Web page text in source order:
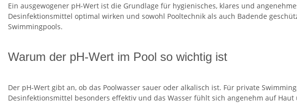
Ein ausgewogener pH-Wert ist die Grundlage für hygienisches, klares und
Desinfektionsmittel optimal wirken und sowohl Pooltechnik als auch Badende
Swimmingpools.
Warum der pH-Wert im Pool so wichtig ist
Der pH-Wert gibt an, ob das Poolwasser sauer oder alkalisch ist. Für private
Desinfektionsmittel besonders effektiv und das Wasser fühlt sich angenehm auf Haut